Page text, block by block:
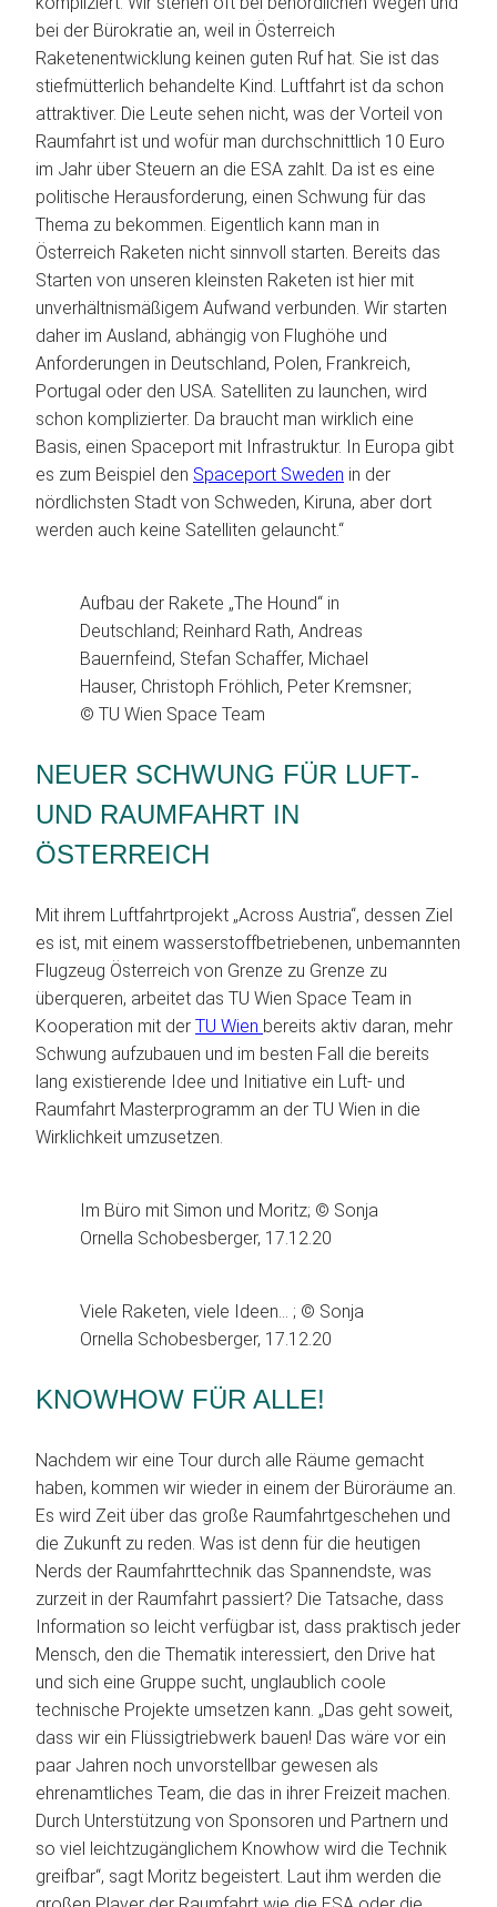
bei der Bürokratie an, weil in Österreich
Raketenentwicklung keinen guten Ruf hat. Sie ist das
stiefmütterlich behandelte Kind. Luftfahrt ist da schon
attraktiver. Die Leute sehen nicht, was der Vorteil von
Raumfahrt ist und wofür man durchschnittlich 10 Euro
im Jahr über Steuern an die ESA zahlt. Da ist es eine
politische Herausforderung, einen Schwung für das
Thema zu bekommen. Eigentlich kann man in
Österreich Raketen nicht sinnvoll starten. Bereits das
Starten von unseren kleinsten Raketen ist hier mit
unverhältnismäßigem Aufwand verbunden. Wir starten
daher im Ausland, abhängig von Flughöhe und
Anforderungen in Deutschland, Polen, Frankreich,
Portugal oder den USA. Satelliten zu launchen, wird
schon komplizierter. Da braucht man wirklich eine
Basis, einen Spaceport mit Infrastruktur. In Europa gibt
es zum Beispiel den Spaceport Sweden in der
nördlichsten Stadt von Schweden, Kiruna, aber dort
werden auch keine Satelliten gelauncht.“
Aufbau der Rakete „The Hound“ in
Deutschland; Reinhard Rath, Andreas
Bauernfeind, Stefan Schaffer, Michael
Hauser, Christoph Fröhlich, Peter Kremsner;
© TU Wien Space Team
NEUER SCHWUNG FÜR LUFT-
UND RAUMFAHRT IN
ÖSTERREICH
Mit ihrem Luftfahrtprojekt „Across Austria“, dessen Ziel
es ist, mit einem wasserstoffbetriebenen, unbemannten
Flugzeug Österreich von Grenze zu Grenze zu
überqueren, arbeitet das TU Wien Space Team in
Kooperation mit der TU Wien bereits aktiv daran, mehr
Schwung aufzubauen und im besten Fall die bereits
lang existierende Idee und Initiative ein Luft- und
Raumfahrt Masterprogramm an der TU Wien in die
Wirklichkeit umzusetzen.
Im Büro mit Simon und Moritz; © Sonja
Ornella Schobesberger, 17.12.20
Viele Raketen, viele Ideen… ; © Sonja
Ornella Schobesberger, 17.12.20
KNOWHOW FÜR ALLE!
Nachdem wir eine Tour durch alle Räume gemacht
haben, kommen wir wieder in einem der Büroräume an.
Es wird Zeit über das große Raumfahrtgeschehen und
die Zukunft zu reden. Was ist denn für die heutigen
Nerds der Raumfahrttechnik das Spannendste, was
zurzeit in der Raumfahrt passiert? Die Tatsache, dass
Information so leicht verfügbar ist, dass praktisch jeder
Mensch, den die Thematik interessiert, den Drive hat
und sich eine Gruppe sucht, unglaublich coole
technische Projekte umsetzen kann. „Das geht soweit,
dass wir ein Flüssigtriebwerk bauen! Das wäre vor ein
paar Jahren noch unvorstellbar gewesen als
ehrenamtliches Team, die das in ihrer Freizeit machen.
Durch Unterstützung von Sponsoren und Partnern und
so viel leichtzugänglichem Knowhow wird die Technik
greifbar“, sagt Moritz begeistert. Laut ihm werden die